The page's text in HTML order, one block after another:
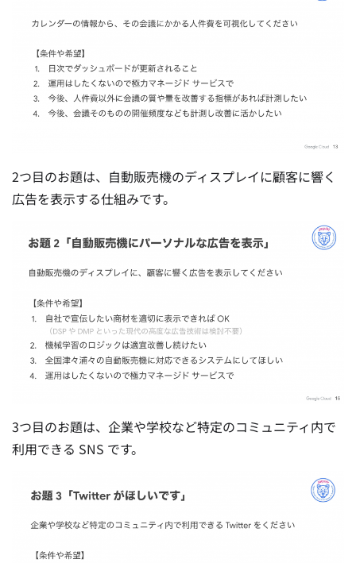
2つ目のお題は、自動販売機のディスプレイに顧客に響く
広告を表示する仕組みです。
3つ目のお題は、企業や学校など特定のコミュニティ内で
利用できる SNS です。